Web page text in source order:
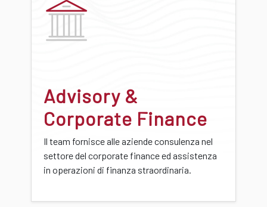
Advisory &
Corporate Finance
Il team fornisce alle aziende consulenza nel
settore del corporate finance ed assistenza
in operazioni di finanza straordinaria.